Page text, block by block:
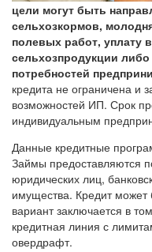
цели могут быть
сельхозкормов,
полевых работ, уплату
сельхозпродукции
потребностей
кредита не ограничена и
возможностей ИП. Срок
индивидуальным
Данные кредитные
Займы предоставляются
юридических лиц,
имущества. Кредит
вариант заключается в
кредитная линия с
овердрафт.